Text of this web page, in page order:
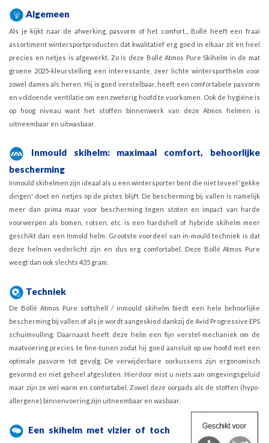
Algemeen
Als je kijkt naar de afwerking, pasvorm of het comfort... Bollé heeft een fraai
assortiment wintersportproducten dat kwalitatief erg goed in elkaar zit en heel
precies en netjes is afgewerkt. Zo is deze Bollé Atmos Pure Skihelm in de mat
groene 2025-kleurstelling een interessante, zeer lichte wintersporthelm voor
zowel dames als heren. Hij is goed verstelbaar, heeft een comfortabele pasvorm
en voldoende ventilatie om een zweterig hoofd te voorkomen. Ook de hygiëne is
op hoog niveau want het stoffen binnenwerk van deze Atmos helmen is
uitneembaar en uitwasbaar.
Inmould skihelm: maximaal comfort, behoorlijke
bescherming
Inmould skihelmen zijn ideaal als u een wintersporter bent die niet teveel 'gekke
dingen' doet en netjes op de pistes blijft. De bescherming bij vallen is namelijk
meer dan prima maar voor bescherming tegen stoten en impact van harde
voorwerpen als bomen, rotsen, etc. is een hardshell of hybride skihelm meer
geschikt dan een Inmold helm. Grootste voordeel van in-mould techniek is dat
deze helmen vederlicht zijn en dus erg comfortabel. Deze Bollé Atmos Pure
weegt dan ook slechts 435 gram.
Techniek
De Bollé Atmos Pure softshell / inmould skihelm biedt een hele behoorlijke
bescherming bij vallen of als je wordt aangeskied dankzij de Avid Progressive EPS
schuimvulling. Daarnaast heeft deze helm een fijn verstel-mechaniek om de
maatvoering precies te fine-tunen zodat hij goed aansluit op uw hoofd met een
optimale pasvorm tot gevolg. De verwijderbare oorkussens zijn ergonomisch
gevormd en niet geheel afgesloten. Hierdoor mist u niets aan omgevingsgeluid
maar zijn ze wel warm en comfortabel. Zowel deze oorpads als de stoffen (hypo-
allergene) binnenvoering zijn uitneembaar en wasbaar.
Een skihelm met vizier of toch